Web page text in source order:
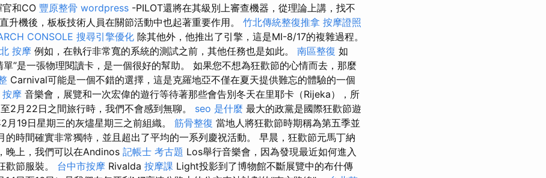
官和CO 豐原整骨 wordpress -PILOT還將在其級別上審查機器，從理論上講，找不
升機後，板板技術人員在關節活動中也起著重要作用。 竹北傳統整復推拿 按摩證照
CONSOLE 搜尋引擎優化 除其他外，他推出了引擎，這是MI-8/17的複雜過程。
按摩 例如，在執行非常寬的系統的測試之前，其他任務也是如此。 南區整復 如
單”是一張物理閱讀卡，是一個很好的幫助。 如果您不想為狂歡節的心情而去，那麼
Carnival可能是一個不錯的選擇，這是克羅地亞不僅在夏天提供難忘的體驗的一個
摩 音樂會，展覽和一次宏偉的遊行等待著那些會告別冬天在里耶卡（Rijeka），所
2月22日之間旅行時，我們不會感到無聊。 seo 是什麼 最大的政黨是國際狂歡節遊
19日星期三的灰燼星期三之前組織。 筋骨整復 當地人將狂歡節時期稱為第五季並
的時間確實非常獨特，並且超出了平均的一系列慶祝活動。 早晨，狂歡節元馬丁納
晚上，我們可以在Andinos 記帳士 考古題 Los舉行音樂會，因為發現最近如何進入
歡節服裝。 台中市按摩 Rivalda 按摩課 Light投影到了博物館不斷展覽中的布什傳